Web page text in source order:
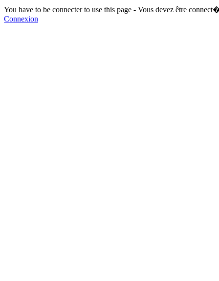
You have to be connecter to use this page - Vous devez être
Connexion